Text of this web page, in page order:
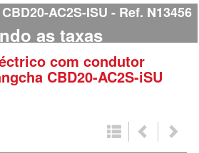
AC2S-ISU Ref. N13456
as taxas
CBD20-AC2S-iSU